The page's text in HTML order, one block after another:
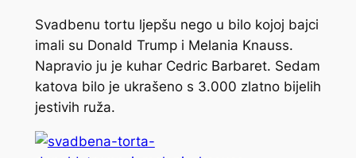
Svadbenu tortu ljepšu nego u bilo kojoj bajci
imali su Donald Trump i Melania Knauss.
Napravio ju je kuhar Cedric Barbaret. Sedam
katova bilo je ukrašeno s 3.000 zlatno bijelih
jestivih ruža.